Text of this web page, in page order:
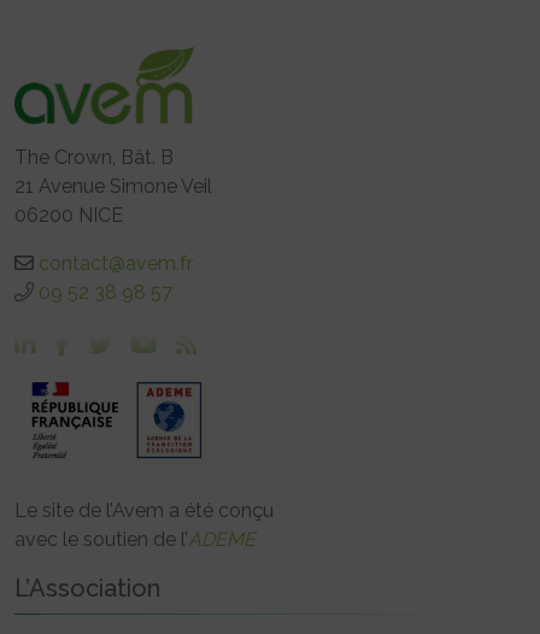
The Crown, Bât. B
21 Avenue Simone Veil
06200 NICE
contact@avem.fr
09 52 38 98 57
Le site de l’Avem a été conçu
avec le soutien de l’ADEME
L’Association